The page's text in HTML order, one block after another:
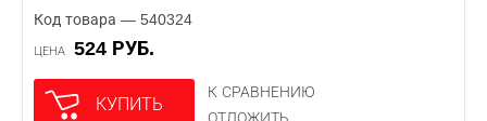
Код товара — 540324
ЦЕНА 524 РУБ.
КУПИТЬ
К СРАВНЕНИЮ